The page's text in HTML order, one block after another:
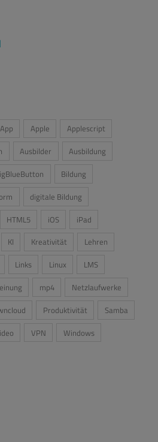
App Apple
Applescript
Ausbilder
Ausbildung
Bildung
digitale Bildung
HTML5 iOS
iPad
KI Kreativität
Lehren
Links Linux
LMS
mp4
Netzlaufwerke
Produktivität
Samba
VPN
Windows